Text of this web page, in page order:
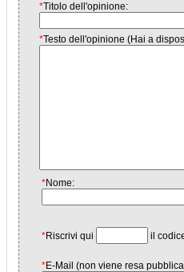
*Titolo dell'opinione:
*Testo dell'opinione (Hai a
*Nome:
*Riscrivi qui il
*E-Mail (non viene resa